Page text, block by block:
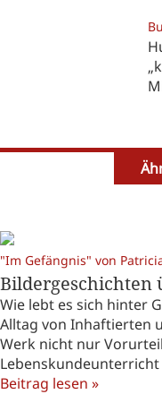
"Im Gefängnis" von
Bildergeschichten
Wie lebt es sich hinter
Alltag von Inhaftierten
Werk nicht nur
Beitrag lesen »